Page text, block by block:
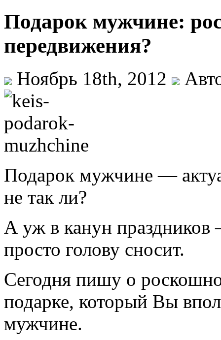
Подарок мужчине:
передвижения?
Ноябрь 18th, 2012
Подарок мужчине —
не так ли?
А уж в канун праздников
просто голову сносит.
Сегодня пишу о
подарке, который Вы
мужчине.